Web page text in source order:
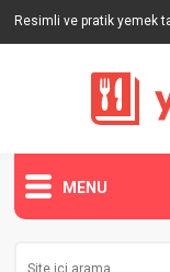
Resimli ve pratik yemek
MENU